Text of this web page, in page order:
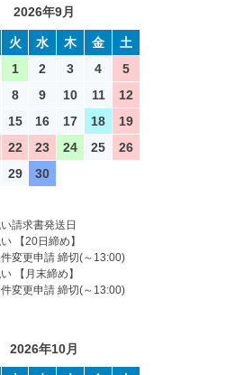
2026年9月
火 水 木 金
土
1
2 3 4
5
8 9 10 11
12
15 16 17 18
19
22 23 24 25
26
29 30
請求書発送日
【20日締め】
変更申請 締切(～13:00)
【月末締め】
変更申請 締切(～13:00)
2026年10月